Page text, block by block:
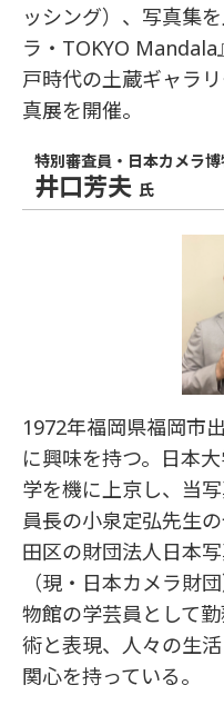
ッシング）、写真集
ラ・TOKYO
戸時代の土蔵ギャラ
真展を開催。
特別審査員・日本カメラ
井口芳夫 氏
1972年福岡県福岡市
に興味を持つ。日本
学を機に上京し、当
員長の小泉定弘先生
田区の財団法人日本
（現・日本カメラ財
物館の学芸員として
術と表現、人々の生
関心を持っている。